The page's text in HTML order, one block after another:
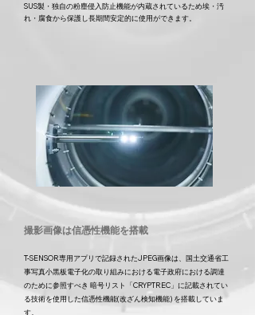
SUS製・独自の粉塵侵入防止機能が内蔵されているため​埃・汚
れ・腐食から保護し長期間安定的に使用ができます。
​撮影画像は信憑性機能を搭載
T-SENSOR専用アプリで記録されたJPEG画像は、 国土交通省工
事写真小黒板電子化の取り組みにおける電子政府における調達
のために参照すべき 暗号リスト「CRYPTREC」に記載されてい
る技術を使用した信憑性機能(改ざん検知機能) を搭載していま
す。